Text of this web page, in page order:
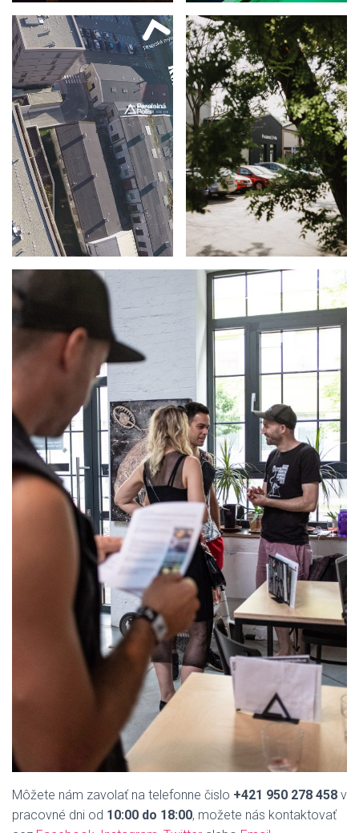
Môžete nám zavolať na telefonne čislo +421 950 278 458 v
pracovné dni od 10:00 do 18:00, možete nás kontaktovať